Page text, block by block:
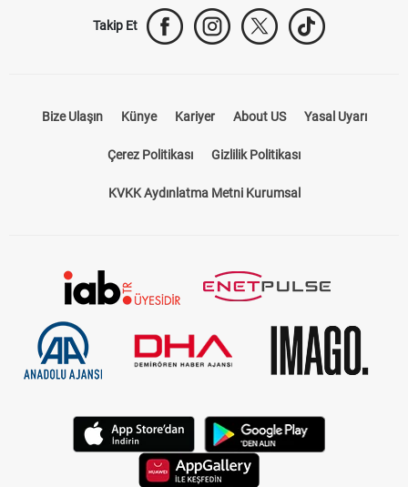
Takip Et
Bize Ulaşın Künye Kariyer About US Yasal Uyarı
Çerez Politikası Gizlilik Politikası
KVKK Aydınlatma Metni Kurumsal